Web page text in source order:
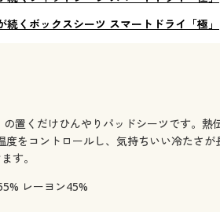
続くボックスシーツ スマートドライ「極」
置くだけひんやりパッドシーツです。熱
をコントロールし、気持ちいい冷たさ
す。
レーヨン45%